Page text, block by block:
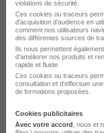
Opérateur de
Obernai -
Publié le 17
Je postule
violations de sécurité.
Ces cookies ou traceurs
d'acquisition d'audience en
comment nos utilisateurs
des différentes sources de
Ils nous permettent
d'améliorer nos produits et
rapide et fluide.
Ces cookies ou traceurs
consultation et d'effectuer
de formations proposées.
Cookies publicitaires
Avec votre accord , nous et